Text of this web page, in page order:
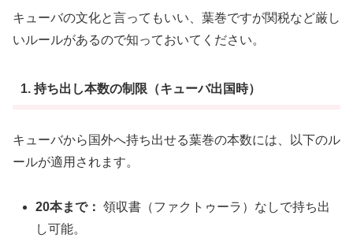
キューバの文化と言ってもいい、葉巻ですが関税など厳し
いルールがあるので知っておいてください。
1. 持ち出し本数の制限（キューバ出国時）
キューバから国外へ持ち出せる葉巻の本数には、以下のル
ールが適用されます。
20本まで： 領収書（ファクトゥーラ）なしで持ち出
し可能。